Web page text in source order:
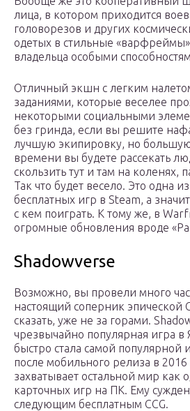
лица, в котором приходится
головорезов и других
одетых в стильные
владельца особыми
Отличный экшн с легким
заданиями, которые веселее
некоторыми социальными
без гринда, если вы решите
лучшую экипировку, но большую
времени вы будете рассекать
скользить тут и там на коленях,
Так что будет весело. Это одна
бесплатных игр в Steam, а
с кем поиграть. К тому же, в
огромные обновления вроде
Shadowverse
Возможно, вы провели много
настоящий соперник эпической
сказать, уже не за горами.
чрезвычайно популярная игра в
быстро стала самой популярной
после мобильного релиза в 2016
захватывает остальной мир как
карточных игр на ПК. Ему
следующим бесплатным CCG.